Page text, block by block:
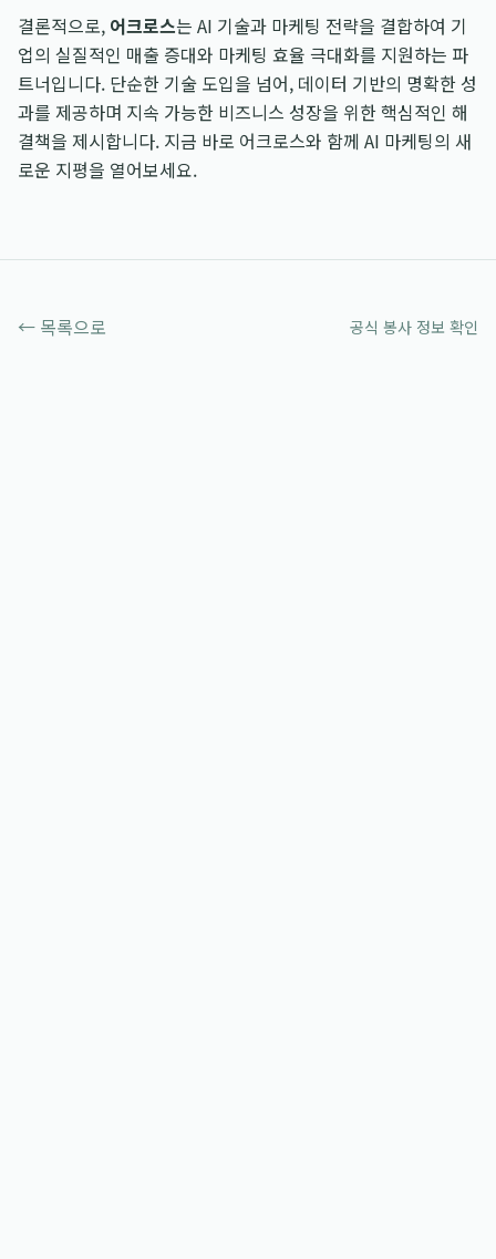
결론적으로, 어크로스는 AI 기술과 마케팅 전략을 결합하여 기
업의 실질적인 매출 증대와 마케팅 효율 극대화를 지원하는 파
트너입니다. 단순한 기술 도입을 넘어, 데이터 기반의 명확한 성
과를 제공하며 지속 가능한 비즈니스 성장을 위한 핵심적인 해
결책을 제시합니다. 지금 바로 어크로스와 함께 AI 마케팅의 새
로운 지평을 열어보세요.
← 목록으로 공식 봉사 정보 확인